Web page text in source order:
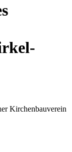
Kirchenbauverein